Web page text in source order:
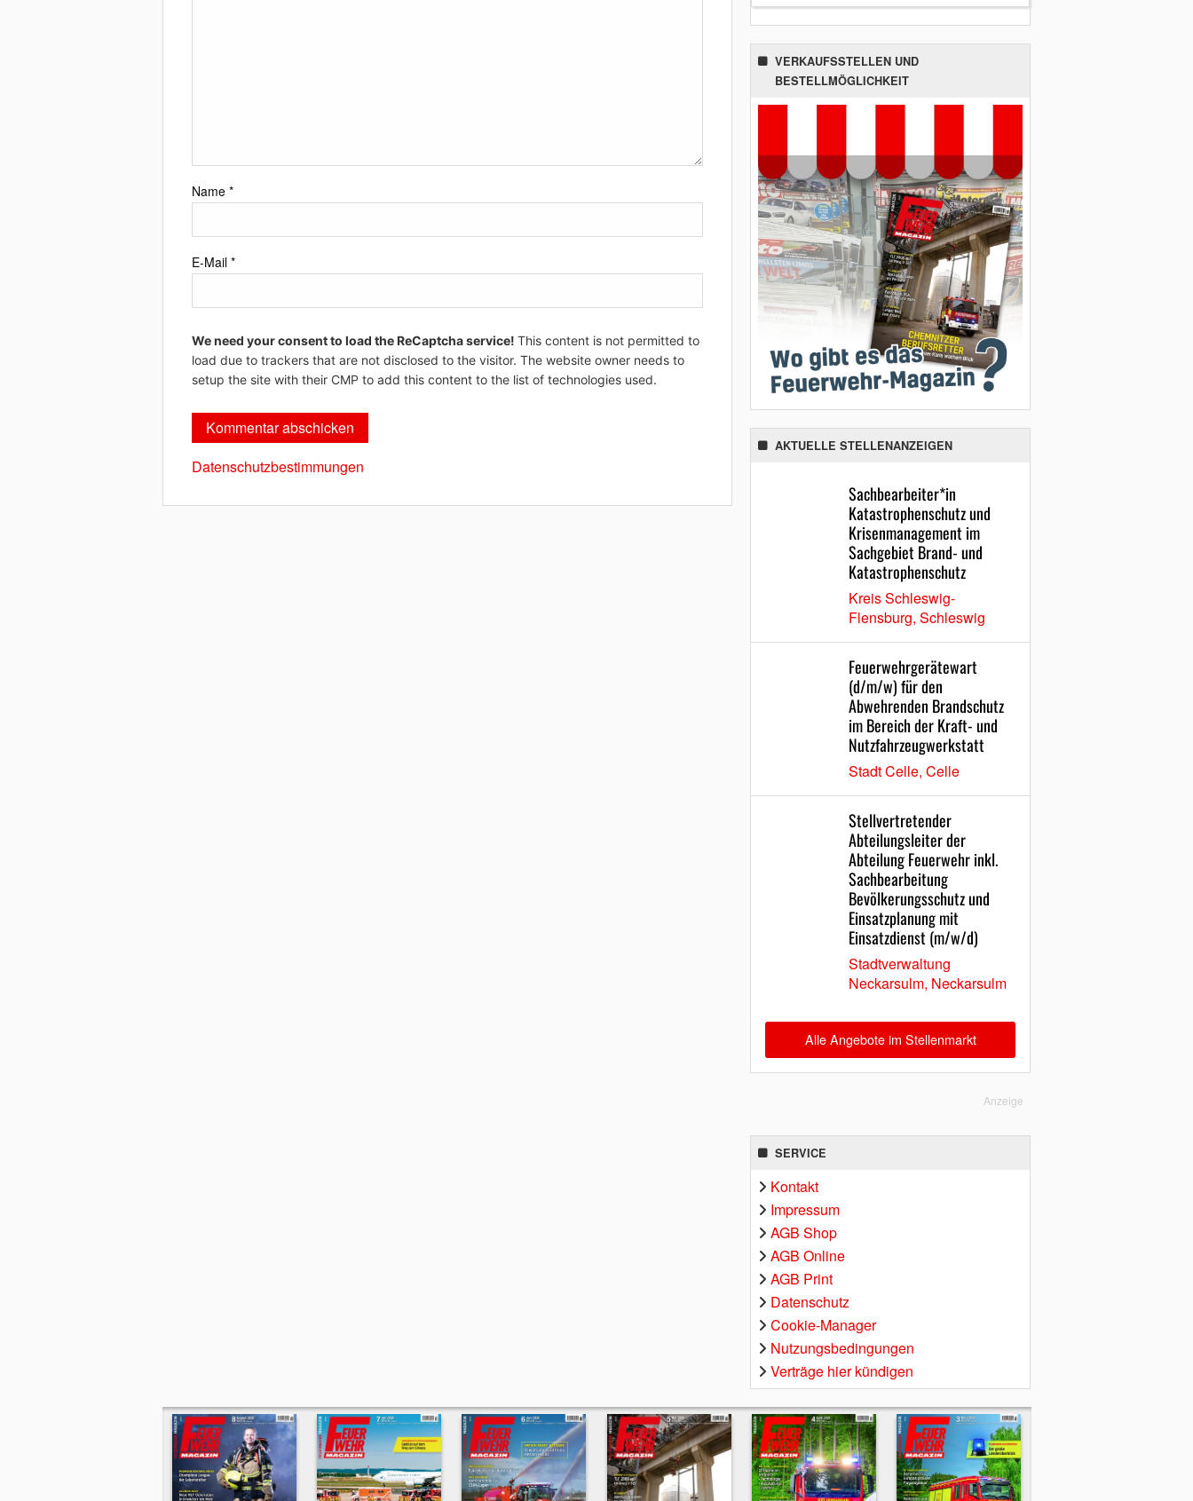
Name *
E-Mail *
We need your consent to load the ReCaptcha service! This content is not permitted to
load due to trackers that are not disclosed to the visitor. The website owner needs to
setup the site with their CMP to add this content to the list of technologies used.
Datenschutzbestimmungen
VERKAUFSSTELLEN UND
BESTELLMÖGLICHKEIT
AKTUELLE STELLENANZEIGEN
Sachbearbeiter*in
Katastrophenschutz und
Krisenmanagement im
Sachgebiet Brand- und
Katastrophenschutz
Kreis Schleswig-
Flensburg, Schleswig
Feuerwehrgerätewart
(d/m/w) für den
Abwehrenden Brandschutz
im Bereich der Kraft- und
Nutzfahrzeugwerkstatt
Stadt Celle, Celle
Stellvertretender
Abteilungsleiter der
Abteilung Feuerwehr inkl.
Sachbearbeitung
Bevölkerungsschutz und
Einsatzplanung mit
Einsatzdienst (m/w/d)
Stadtverwaltung
Neckarsulm, Neckarsulm
Alle Angebote im Stellenmarkt
Anzeige
SERVICE
Kontakt
Impressum
AGB Shop
AGB Online
AGB Print
Datenschutz
Cookie-Manager
Nutzungsbedingungen
Verträge hier kündigen